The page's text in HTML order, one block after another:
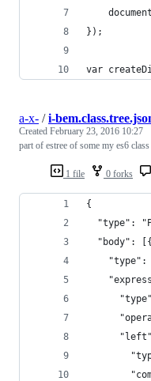
});
var
1 file 0 forks
a-x- /i-
Created February 23, 2016 10:27
part of estree of some my es6 class
{
"type":
  "body": [{
"type":